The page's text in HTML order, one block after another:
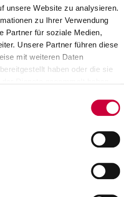
unsere Website zu analysieren.
zu Ihrer Verwendung
Partner für soziale Medien,
Unsere Partner führen diese
mit weiteren Daten
haben oder die sie
Kremperheide